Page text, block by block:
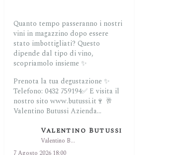
Quanto tempo passeranno i nostri
vini in magazzino dopo essere
stato imbottigliati? Questo
dipende dal tipo di vino,
scopriamolo insieme ✨
Prenota la tua degustazione ✨
Telefono: 0432 759194✅ E visita il
nostro sito www.butussi.it🍷 🥂
Valentino Butussi Azienda...
Valentino Butussi
Valentino Butussi
7 Agosto 2026 18:00